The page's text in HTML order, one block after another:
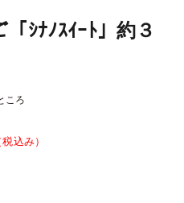
ｼﾅﾉｽｲｰﾄ」約３
ころ
税込み）